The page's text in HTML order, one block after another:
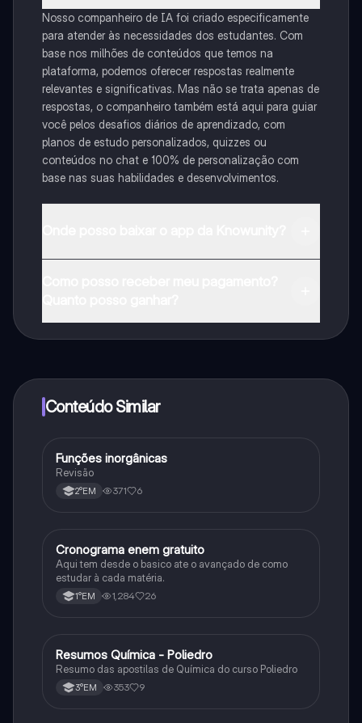
Nosso companheiro de IA foi criado especificamente
para atender às necessidades dos estudantes. Com
base nos milhões de conteúdos que temos na
plataforma, podemos oferecer respostas realmente
relevantes e significativas. Mas não se trata apenas de
respostas, o companheiro também está aqui para guiar
você pelos desafios diários de aprendizado, com
planos de estudo personalizados, quizzes ou
conteúdos no chat e 100% de personalização com
base nas suas habilidades e desenvolvimentos.
Conteúdo Similar
Química
Funções inorgânicas
Revisão
2°EM 371 6
Português
Cronograma enem gratuito
Aqui tem desde o basico ate o avançado de como
estudar à cada matéria.
1°EM 1,284 26
Química
Resumos Química - Poliedro
Resumo das apostilas de Química do curso Poliedro
3°EM 353 9